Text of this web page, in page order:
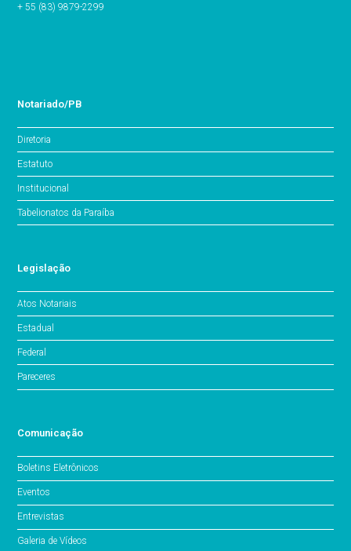
+ 55 (83) 9879-2299
Notariado/PB
Diretoria
Estatuto
Institucional
Tabelionatos da Paraíba
Legislação
Atos Notariais
Estadual
Federal
Pareceres
Comunicação
Boletins Eletrônicos
Eventos
Entrevistas
Galeria de Vídeos